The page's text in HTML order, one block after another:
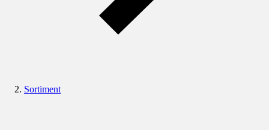
Sortiment